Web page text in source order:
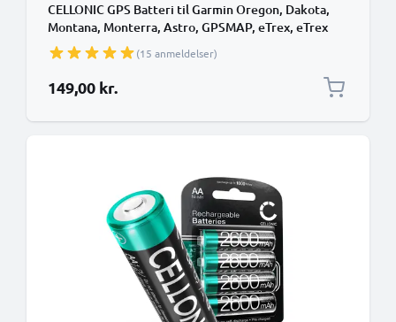
CELLONIC GPS Batteri til Garmin Oregon, Dakota,
Montana, Monterra, Astro, GPSMAP, eTrex, eTrex
Touch, Approach 010-11874-00, 361-00071-00 4x
2600mAh SatNav nyt Navigationsbatteri
(15 anmeldelser)
149,00 kr.